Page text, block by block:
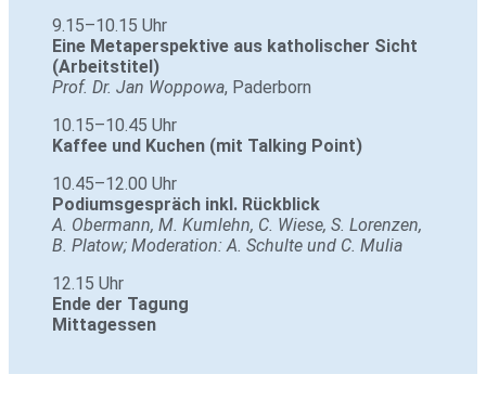
9.15–10.15 Uhr
Eine Meta­per­spek­tive aus katho­li­scher Sicht
(Arbeits­titel)
Prof. Dr. Jan Wop­powa, Pader­born
10.15–10.45 Uhr
Kaffee und Kuchen (mit Tal­king Point)
10.45–12.00 Uhr
Podi­ums­ge­spräch inkl. Rück­blick
A. Ober­mann, M. Kum­lehn, C. Wiese, S. Lorenzen,
B. Platow; Mode­ra­tion: A. Schulte und C. Mulia
12.15 Uhr
Ende der Tagung
Mit­tag­essen